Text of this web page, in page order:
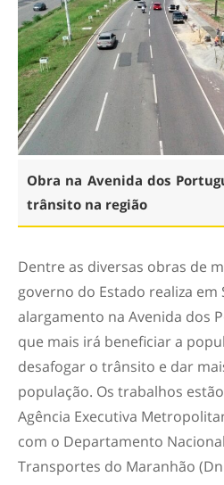
Obra na Avenida dos
trânsito na região
Dentre as diversas obras de
governo do Estado realiza em
alargamento na Avenida dos
que mais irá beneficiar a
desafogar o trânsito e dar
população. Os trabalhos
Agência Executiva
com o Departamento
Transportes do Maranhão